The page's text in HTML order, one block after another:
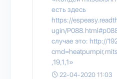
есть здесь
https://
ugin/
случае это: http://
,19,1,1»
22-04-2020 11:03